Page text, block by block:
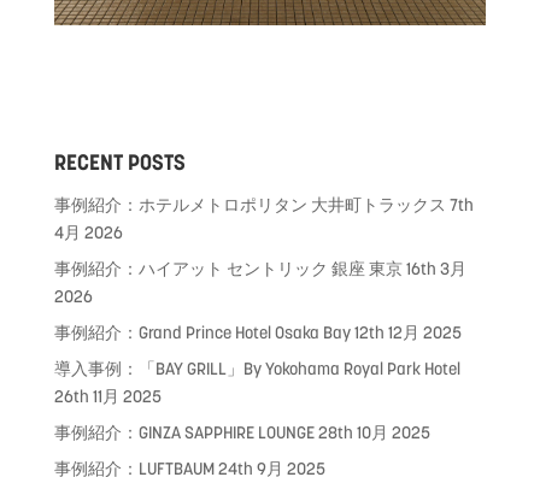
RECENT POSTS
事例紹介：ホテルメトロポリタン 大井町トラックス 7th
4月 2026
事例紹介：ハイアット セントリック 銀座 東京16th 3月
2026
事例紹介：Grand Prince Hotel Osaka Bay12th 12月 2025
導入事例：「BAY GRILL」By Yokohama Royal Park Hotel
26th 11月 2025
事例紹介：GINZA SAPPHIRE LOUNGE28th 10月 2025
事例紹介：LUFTBAUM24th 9月 2025